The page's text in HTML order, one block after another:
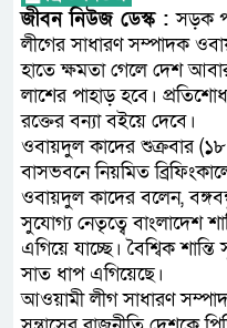
জীবন নিউজ ডেস্ক :সড়ক
লীগের সাধারণ সম্পাদক
হাতে ক্ষমতা গেলে দেশ
লাশের পাহাড় হবে।
রক্তের বন্যা বইয়ে দেবে।
ওবায়দুল কাদের শুক্রবার
বাসভবনে নিয়মিত
ওবায়দুল কাদের বলেন,
সুযোগ্য নেতৃত্বে বাংলাদেশ
এগিয়ে যাচ্ছে। বৈশ্বিক
সাত ধাপ এগিয়েছে।
আওয়ামী লীগ সাধারণ